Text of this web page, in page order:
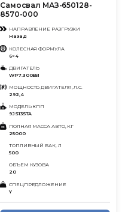
Самосвал МАЗ-650128-
8570-000
НАПРАВЛЕНИЕ РАЗГРУЗКИ
Назад
КОЛЕСНАЯ ФОРМУЛА
6×4
ДВИГАТЕЛЬ
WP7.300E51
МОЩНОСТЬ ДВИГАТЕЛЯ, Л.С.
292,4
МОДЕЛЬ КПП
9JS135TA
ПОЛНАЯ МАССА АВТО, КГ
25000
ТОПЛИВНЫЙ БАК, Л
500
ОБЪЕМ КУЗОВА
20
СПЕЦПРЕДЛОЖЕНИЕ
Y